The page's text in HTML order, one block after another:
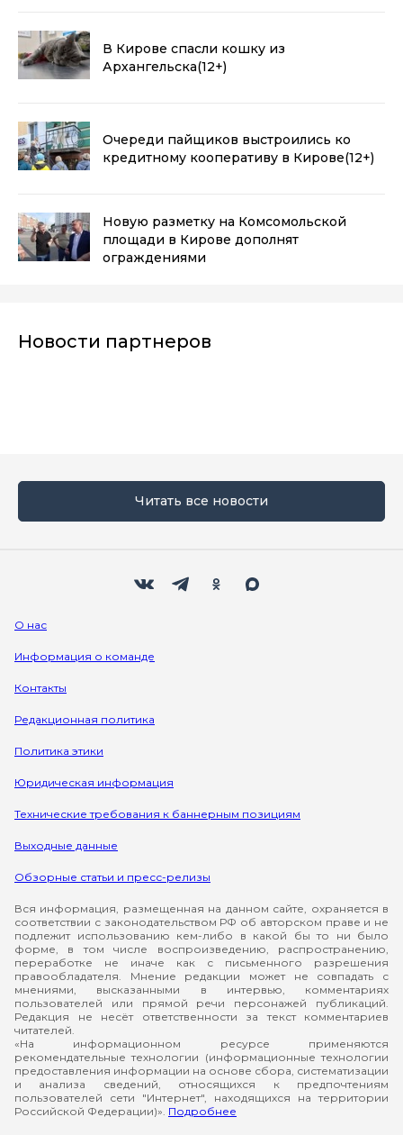
В Кирове спасли кошку из
Архангельска(12+)
Очереди пайщиков выстроились ко
кредитному кооперативу в Кирове(12+)
Новую разметку на Комсомольской
площади в Кирове дополнят
ограждениями
Новости партнеров
Читать все новости
О нас
Информация о команде
Контакты
Редакционная политика
Политика этики
Юридическая информация
Технические требования к баннерным позициям
Выходные данные
Обзорные статьи и пресс-релизы
Вся информация, размещенная на данном сайте, охраняется в
соответствии с законодательством РФ об авторском праве и не
подлежит использованию кем-либо в какой бы то ни было
форме, в том числе воспроизведению, распространению,
переработке не иначе как с письменного разрешения
правообладателя. Мнение редакции может не совпадать с
мнениями, высказанными в интервью, комментариях
пользователей или прямой речи персонажей публикаций.
Редакция не несёт ответственности за текст комментариев
читателей.
«На информационном ресурсе применяются
рекомендательные технологии (информационные технологии
предоставления информации на основе сбора, систематизации
и анализа сведений, относящихся к предпочтениям
пользователей сети "Интернет", находящихся на территории
Российской Федерации)». Подробнее